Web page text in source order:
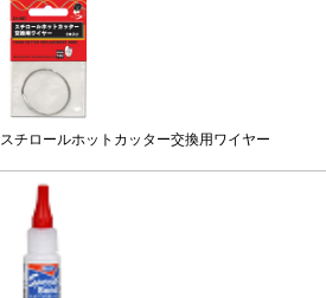
スチロールホットカッター交換用ワイヤー